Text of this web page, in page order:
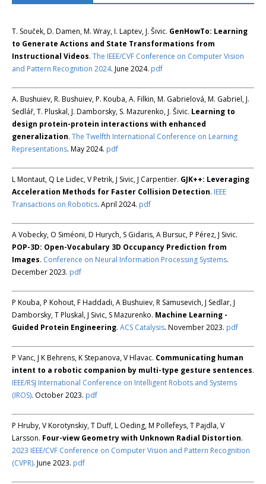
T. Souček, D. Damen, M. Wray, I. Laptev, J. Šivic. GenHowTo: Learning
to Generate Actions and State Transformations from
Instructional Videos. The IEEE/CVF Conference on Computer Vision
and Pattern Recognition 2024. June 2024. pdf
A. Bushuiev, R. Bushuiev, P. Kouba, A. Filkin, M. Gabrielová, M. Gabriel, J.
Sedlář, T. Pluskal, J. Damborsky, S. Mazurenko, J. Šivic. Learning to
design protein-protein interactions with enhanced
generalization. The Twelfth International Conference on Learning
Representations. May 2024. pdf
L Montaut, Q Le Lidec, V Petrik, J Sivic, J Carpentier. GJK++: Leveraging
Acceleration Methods for Faster Collision Detection. IEEE
Transactions on Robotics. April 2024. pdf
A Vobecky, O Siméoni, D Hurych, S Gidaris, A Bursuc, P Pérez, J Sivic.
POP-3D: Open-Vocabulary 3D Occupancy Prediction from
Images. Conference on Neural Information Processing Systems.
December 2023. pdf
P Kouba, P Kohout, F Haddadi, A Bushuiev, R Samusevich, J Sedlar, J
Damborsky, T Pluskal, J Sivic, S Mazurenko. Machine Learning -
Guided Protein Engineering. ACS Catalysis. November 2023. pdf
P Vanc, J K Behrens, K Stepanova, V Hlavac. Communicating human
intent to a robotic companion by multi-type gesture sentences.
IEEE/RSJ International Conference on Intelligent Robots and Systems
(IROS). October 2023. pdf
P Hruby, V Korotynskiy, T Duff, L Oeding, M Pollefeys, T Pajdla, V
Larsson. Four-view Geometry with Unknown Radial Distortion.
2023 IEEE/CVF Conference on Computer Vision and Pattern Recognition
(CVPR). June 2023. pdf